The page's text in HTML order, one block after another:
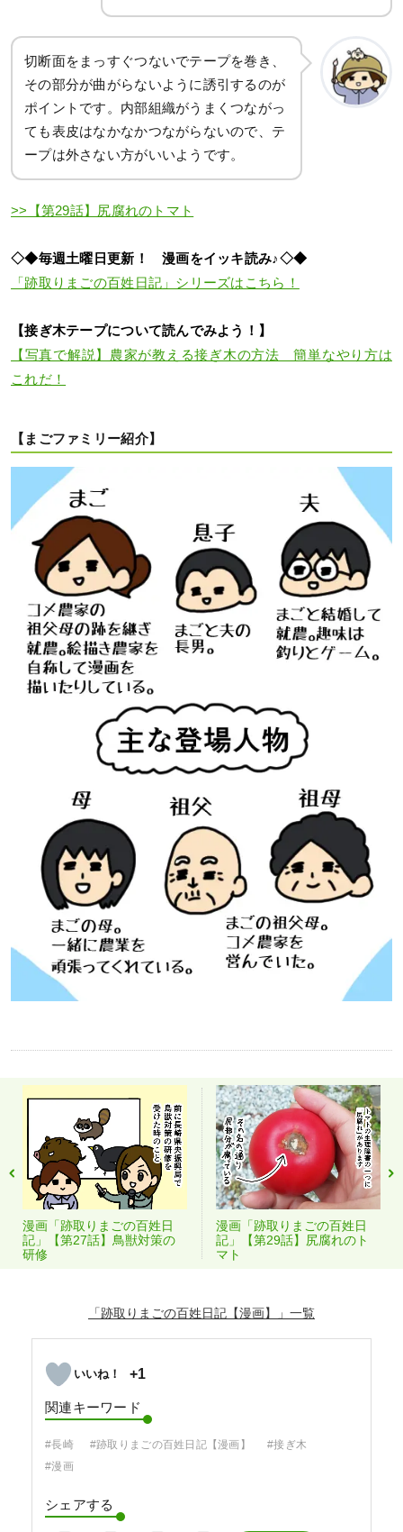
切断面をまっすぐつないでテープを巻き、
その部分が曲がらないように誘引するのが
ポイントです。内部組織がうまくつながっ
ても表皮はなかなかつながらないので、テ
ープは外さない方がいいようです。
>>【第29話】尻腐れのトマト
◇◆毎週土曜日更新！ 漫画をイッキ読み♪◇◆
「跡取りまごの百姓日記」シリーズはこちら！
【接ぎ木テープについて読んでみよう！】
【写真で解説】農家が教える接ぎ木の方法 簡単なやり方は
これだ！
【まごファミリー紹介】
漫画「跡取りまごの百姓日
記」【第27話】鳥獣対策の
研修
漫画「跡取りまごの百姓日
記」【第29話】尻腐れのト
マト
「跡取りまごの百姓日記【漫画】」
+1
関連キーワード
#長崎 #跡取りまごの百姓日記【漫画】
#接ぎ木
#漫画
シェアする